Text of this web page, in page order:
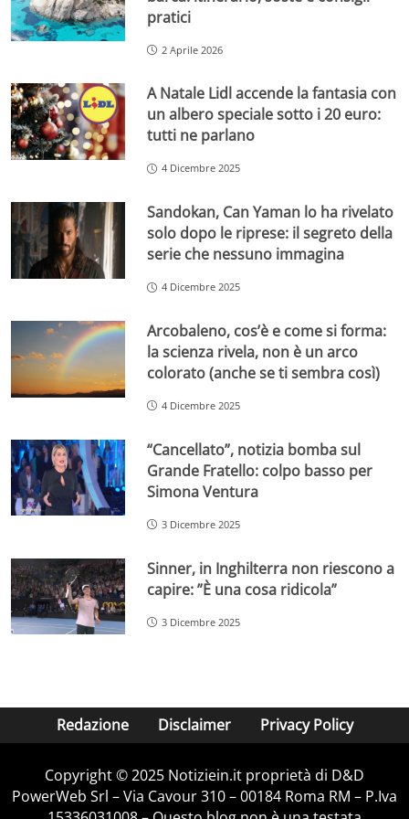
pratici
2 Aprile 2026
A Natale Lidl accende la fantasia con
un albero speciale sotto i 20 euro:
tutti ne parlano
4 Dicembre 2025
Sandokan, Can Yaman lo ha rivelato
solo dopo le riprese: il segreto della
serie che nessuno immagina
4 Dicembre 2025
Arcobaleno, cos’è e come si forma:
la scienza rivela, non è un arco
colorato (anche se ti sembra così)
4 Dicembre 2025
“Cancellato”, notizia bomba sul
Grande Fratello: colpo basso per
Simona Ventura
3 Dicembre 2025
Sinner, in Inghilterra non riescono a
capire: ”È una cosa ridicola”
3 Dicembre 2025
Redazione Disclaimer Privacy Policy
Copyright © 2025 Notiziein.it proprietà di D&D
PowerWeb Srl – Via Cavour 310 – 00184 Roma RM – P.Iva